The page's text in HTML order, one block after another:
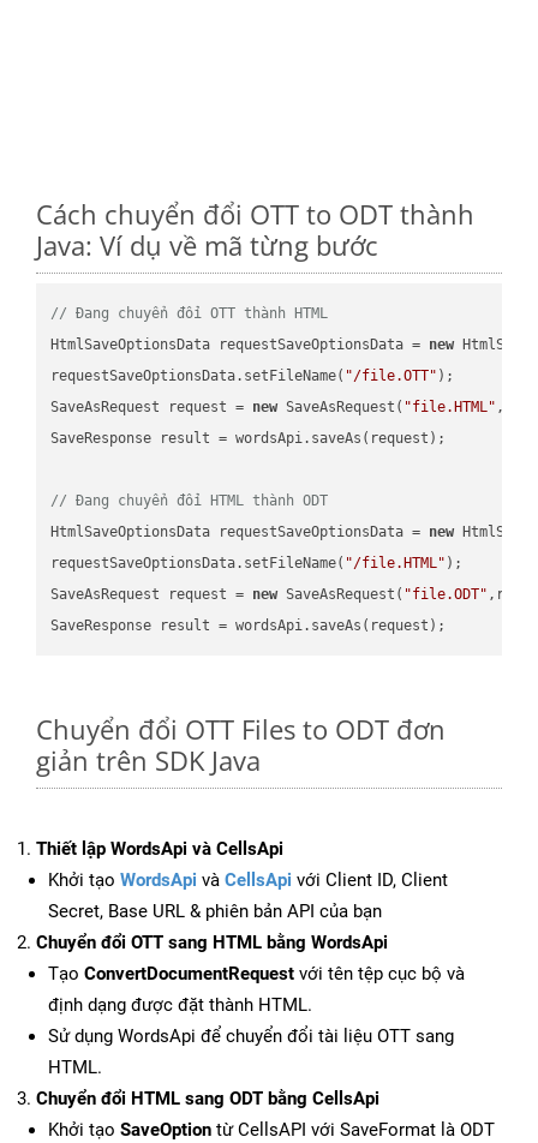
Cách chuyển đổi OTT to ODT thành
Java: Ví dụ về mã từng bước
// Đang chuyển đổi OTT thành HTML
HtmlSaveOptionsData requestSaveOptionsData = new
requestSaveOptionsData.setFileName( "/file.OTT" );
SaveAsRequest request = new SaveAsRequest( "file.HTML"
SaveResponse result = wordsApi.saveAs(request);
// Đang chuyển đổi HTML thành ODT
HtmlSaveOptionsData requestSaveOptionsData = new
requestSaveOptionsData.setFileName( "/file.HTML" );
SaveAsRequest request = new SaveAsRequest( "file.ODT"
Chuyển đổi OTT Files to ODT đơn
giản trên SDK Java
Thiết lập WordsApi và CellsApi
Khởi tạo WordsApi và CellsApi với Client ID, Client
Secret, Base URL & phiên bản API của bạn
Chuyển đổi OTT sang HTML bằng WordsApi
Tạo ConvertDocumentRequest với tên tệp cục bộ và
định dạng được đặt thành HTML.
Sử dụng WordsApi để chuyển đổi tài liệu OTT sang
HTML.
Chuyển đổi HTML sang ODT bằng CellsApi
Khởi tạo SaveOption từ CellsAPI với SaveFormat là ODT